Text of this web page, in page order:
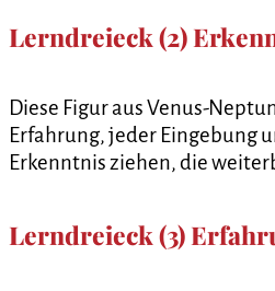
Lerndreieck (2)
Diese Figur aus Venus-
Erfahrung, jeder Eingebung
Erkenntnis ziehen, die
Lerndreieck (3)